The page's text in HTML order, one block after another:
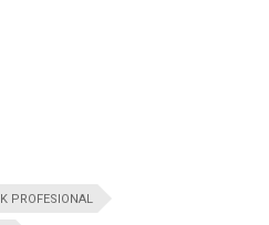
PROFESIONAL